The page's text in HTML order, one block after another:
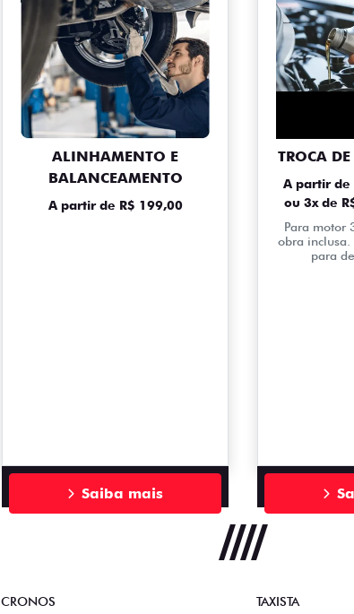
ALINHAMENTO E
BALANCEAMENTO
A partir de R$ 199,00
Saiba mais
TROCA
A partir de
ou 3x de
Para motor
obra inclusa.
para
CRONOS TAXISTA